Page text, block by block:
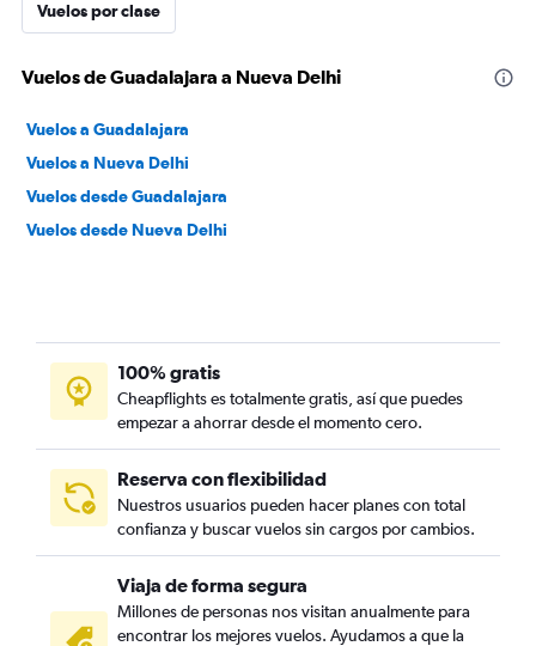
Vuelos por clase
Vuelos de Guadalajara a Nueva Delhi
Vuelos a Guadalajara
Vuelos a Nueva Delhi
Vuelos desde Guadalajara
Vuelos desde Nueva Delhi
100% gratis
Cheapflights es totalmente gratis, así que puedes
empezar a ahorrar desde el momento cero.
Reserva con flexibilidad
Nuestros usuarios pueden hacer planes con total
confianza y buscar vuelos sin cargos por cambios.
Viaja de forma segura
Millones de personas nos visitan anualmente para
encontrar los mejores vuelos. Ayudamos a que la